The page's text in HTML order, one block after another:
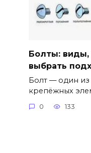
Болты: виды,
выбрать
Болт — один из
крепёжных
0 133